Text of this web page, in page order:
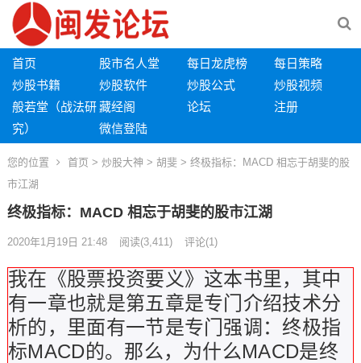
首页 股市名人堂 每日龙虎榜
每日策略
炒股书籍
炒股软件 炒股公式
炒股视频
般若堂（战法研
究）
藏经阁 论坛
注册
微信登陆
您的位置 首页 > 炒股大神 > 胡斐 > 终极指标：MACD 相忘于胡斐的股
市江湖
终极指标：MACD 相忘于胡斐的股市江湖
2020年1月19日 21:48 阅读(3,411) 评论(1)
我在《股票投资要义》这本书里，其中
有一章也就是第五章是专门介绍技术分
析的，里面有一节是专门强调：终极指
标MACD的。那么，为什么MACD是终